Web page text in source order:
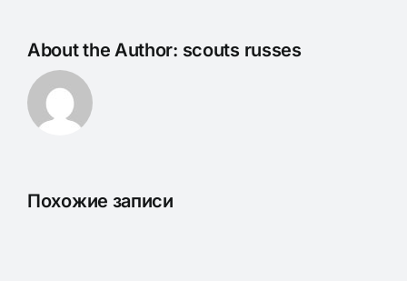
About the Author: scouts russes
Похожие записи